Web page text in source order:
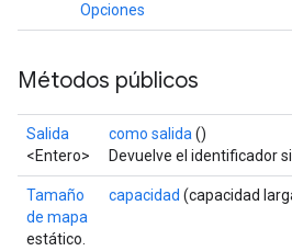
Opciones
Métodos públicos
Salida
<Entero>
como salida ()
Devuelve el identificador
Tamaño
de mapa
estático.
capacidad (capacidad